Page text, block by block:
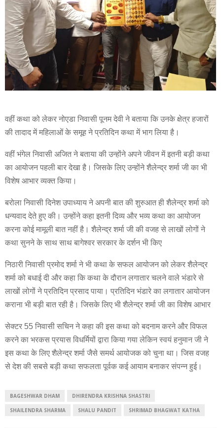
वहीं कथा को लेकर नोएडा निवासी पूनम देवी ने बताया कि उनके क्षेत्र हजारों
की तादाद में महिलाओं के समूह ने प्रतिदिन कथा में भाग लिया है।
वहीं भंगेल निवासी अजित ने बताया की उन्होंने अपने जीवन में इतनी बड़ी कथा
का आयोजन पहली बार देखा है। जिसके लिए उन्होंने शैलेन्द्र शर्मा जी का भी
विशेष आभार व्यक्त किया।
बरोला निवासी दिनेश उपाध्याय ने अपनी बात की शुरुआत ही शैलेन्द्र शर्मा को
धन्यवाद देते हुए की। उन्होंने कहा इतनी दिव्य और भव्य कथा का आयोजन
करना कोई मामूली बात नहीं है। शैलेन्द्र शर्मा जी की वजह से लाखों लोगों ने
कथा सुनने के साथ साथ बागेश्वर सरकार के दर्शन भी किए
निठारी निवासी प्रमोद शर्मा ने भी कथा के सफल आयोजन को लेकर शैलेन्द्र
शर्मा को बधाई दी और कहा कि कथा के दौरान लगातार चलने वाले भंडारे से
लाखों लोगों ने प्रतिदिन प्रसाद पाया। प्रतिदिन भंडारे का लगातार आयोजन
कराना भी बड़ी बात रही है। जिसके लिए भी शैलेन्द्र शर्मा जी का विशेष आभार
सेक्टर 55 निवासी सचिन ने कहा की इस कथा को बदनाम करने और विफल
करने का भरकस प्रयास विधर्मियों द्वारा किया गया लेकिन स्वयं हनुमान जी ने
इस कथा के लिए शैलेन्द्र शर्मा जैसे समर्थ आयोजक को चुना था। जिस वजह
से देश की सबसे बड़ी कथा सफलता पूर्वक कई आयाम बनाकर संपन्न हुई।
BAGESHWAR DHAM DHIRENDRA KRISHNA SHASTRI
SHAILENDRA SHARMA SHALU PANDIT SHRIMAD BHAGWAT KATHA